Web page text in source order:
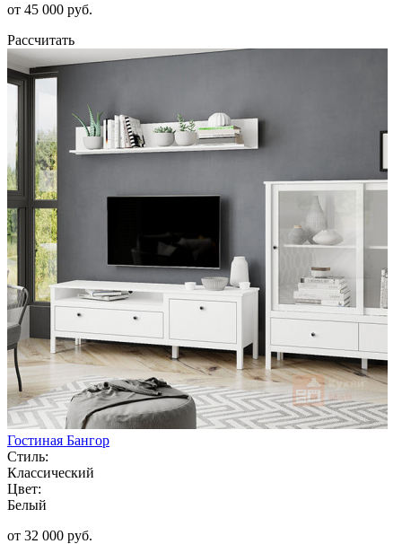
от 45 000 руб.
Рассчитать
Гостиная Бангор
Стиль:
Классический
Цвет:
Белый
от 32 000 руб.